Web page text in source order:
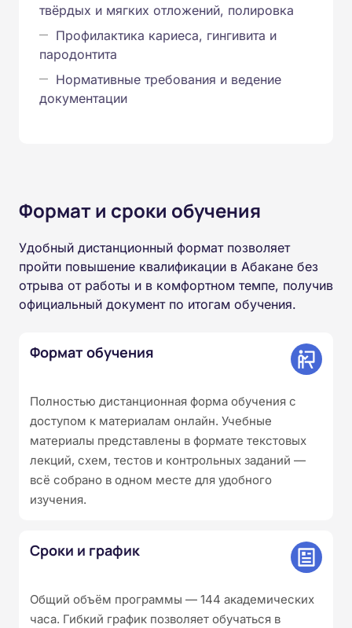
твёрдых и мягких отложений, полировка
Профилактика кариеса, гингивита и
пародонтита
Нормативные требования и ведение
документации
Формат и сроки обучения
Удобный дистанционный формат позволяет
пройти повышение квалификации в Абакане без
отрыва от работы и в комфортном темпе, получив
официальный документ по итогам обучения.
Формат обучения
Полностью дистанционная форма обучения с
доступом к материалам онлайн. Учебные
материалы представлены в формате текстовых
лекций, схем, тестов и контрольных заданий —
всё собрано в одном месте для удобного
изучения.
Сроки и график
Общий объём программы — 144 академических
часа. Гибкий график позволяет обучаться в